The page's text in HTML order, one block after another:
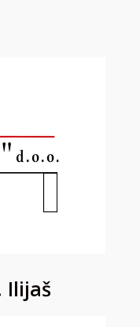
Ilijaš